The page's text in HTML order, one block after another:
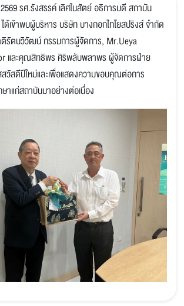
รศ.รังสรรค์ เลิศในสัตย์ อธิการบดี สถาบัน
ด้เข้าพบผู้บริหาร บริษัท บางกอกไทโยสปริงส์ จำกัด
รัตนวิวัฒน์ กรรมการผู้จัดการ, Mr.Ueya
และคุณสิทธิพร ศิริพลับพลาพร ผู้จัดการฝ่าย
สวัสดีปีใหม่และเพื่อแสดงความขอบคุณต่อการ
าแก่สถาบันมาอย่างต่อเนื่อง